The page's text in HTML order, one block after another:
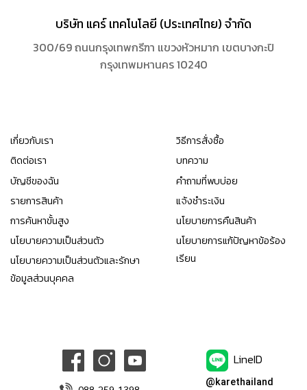
บริษัท แคร์ เทคโนโลยี (ประเทศไทย) จำกัด
300/69 ถนนกรุงเทพกรีฑา แขวงหัวหมาก เขตบางกะปิ
กรุงเทพมหานคร 10240
เกี่ยวกับเรา
ติดต่อเรา
บัญชีของฉัน
รายการสินค้า
การค้นหาขั้นสูง
นโยบายความเป็นส่วนตัว
นโยบายความเป็นส่วนตัวและรักษา
ข้อมูลส่วนบุคคล
วิธีการสั่งซื้อ
บทความ
คำถามที่พบบ่อย
แจ้งชำระเงิน
นโยบายการคืนสินค้า
นโยบายการแก้ปัญหาข้อร้อง
เรียน
LineID
@karethailand